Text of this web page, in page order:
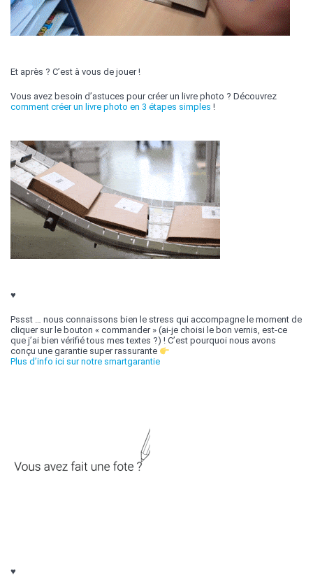
Et après ? C’est à vous de jouer !
Vous avez besoin d’astuces pour créer un livre photo ? Découvrez
comment créer un livre photo en 3 étapes simples !
♥
Pssst … nous connaissons bien le stress qui accompagne le moment de
cliquer sur le bouton « commander » (ai-je choisi le bon vernis, est-ce
que j’ai bien vérifié tous mes textes ?) ! C’est pourquoi nous avons
conçu une garantie super rassurante
Plus d’info ici sur notre smartgarantie
♥